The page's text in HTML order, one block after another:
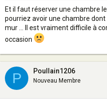
Et il faut réserver une chambre
pourriez avoir une chambre dont
mur ... Il est vraiment difficile à
occasion
P Poullain1206
Nouveau Membre